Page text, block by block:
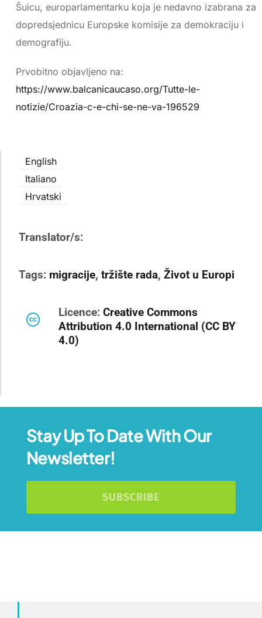
Šuicu, europarlamentarku koja je nedavno izabrana za
dopredsjednicu Europske komisije za demokraciju i
demografiju.
Prvobitno objavljeno na:
https://www.balcanicaucaso.org/Tutte-le-
notizie/Croazia-c-e-chi-se-ne-va-196529
English
Italiano
Hrvatski
Translator/s:
Tags: migracije, tržište rada, Život u Europi
Licence: Creative Commons
Attribution 4.0 International (CC BY
4.0)
Stay Up To Date With Our
Newsletter!
SUBSCRIBE